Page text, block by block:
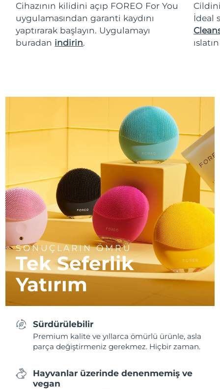
Cihazının kilidini açıp FOREO For You
uygulamasından garanti kaydını
yaptırarak başlayın. Uygulamayı
buradan indirin.
İdeal
SONUÇLARIN ÖMRÜ
Tek Seferlik
Yatırım
Sürdürülebilir
Premium kalite ve yıllarca ömürlü ürünle, asla
parça değiştirmeniz gerekmez. Hiçbir zaman.
Hayvanlar üzerinde denenmemiş ve
vegan